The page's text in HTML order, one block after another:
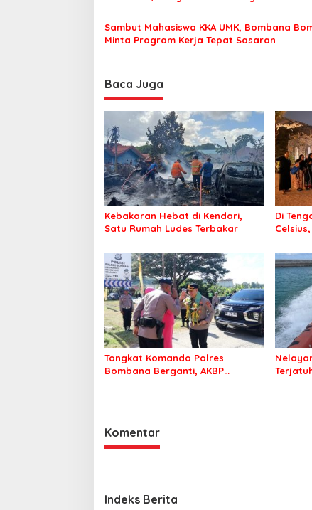
Sambut Mahasiswa KKA UMK, Bombana
Minta Program Kerja Tepat Sasaran
Baca Juga
Kebakaran Hebat di Kendari,
Satu Rumah Ludes Terbakar
Di
Sehat
Tongkat Komando Polres
Bombana Berganti, AKBP
Komentar
Indeks Berita